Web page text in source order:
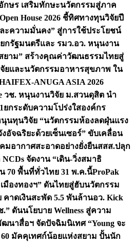
กษร เสริมทักษะนวัตกรรมสู่ภาค
House 2026 ชี้ทิศทางทุนวิจัยปี
ะความมั่นคง” สู่การใช้ประโยชน์
กรัฐมนตรีและ รมว.อว. หนุนงาน
ยาม” สร้างคุณค่าวัฒนธรรมไทยสู่
ยและนวัตกรรมอาหารสุขภาพ ใน
ANUGA ASIA 2026
วช. หนุนงานวิจัย ม.สวนดุสิต นำ
ยกระดับความโปร่งใสองค์กร
นทุนวิจัย “นวัตกรรมห้องลดฝุ่นแรง
อัจฉริยะด้วยเซ็นเซอร์” ขับเคลื่อน
มอากาศสะอาดอย่างยั่งยืนสสส.ปลุก
จัดงาน “เดิน-วิ่งสมาธิ
70 พื้นที่ทั่วไทย 31 พ.ค.นี้ProPak
มืองทองฯ” ดันไทยสู่ฮับนวัตกรรม
าดเงินสะพัด 5.5 พันล้านอว. Kick
ดันนโยบาย Wellness สู่ความ
นาสื่อฯ จัดปัจฉิมนิเทศ “Young จะ
มัคคุเทศก์น้อยแห่งสยาม ปั้นนัก